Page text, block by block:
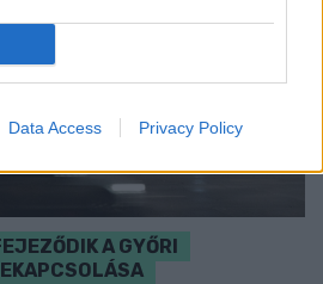
Data Access Privacy Policy
A GYŐRI